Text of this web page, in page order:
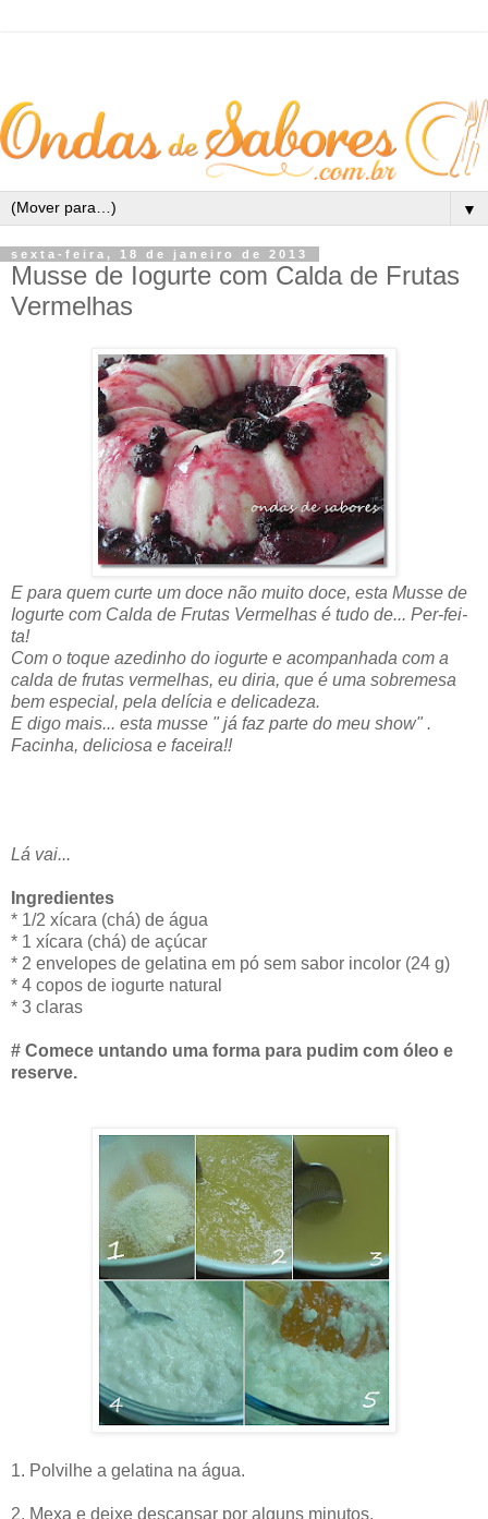
▼
sexta-feira, 18 de janeiro de 2013
Musse de Iogurte com Calda de Frutas
Vermelhas
E para quem curte um doce não muito doce, esta Musse de
Iogurte com Calda de Frutas Vermelhas é tudo de... Per-fei-
ta!
Com o toque azedinho do iogurte e acompanhada com a
calda de frutas vermelhas, eu diria, que é uma sobremesa
bem especial, pela delícia e delicadeza.
E digo mais... esta musse " já faz parte do meu show" .
Facinha, deliciosa e faceira!!
Lá vai...
Ingredientes
* 1/2 xícara (chá) de água
* 1 xícara (chá) de açúcar
* 2 envelopes de gelatina em pó sem sabor incolor (24 g)
* 4 copos de iogurte natural
* 3 claras
# Comece untando uma forma para pudim com óleo e
reserve.
1. Polvilhe a gelatina na água.
2. Mexa e deixe descansar por alguns minutos.